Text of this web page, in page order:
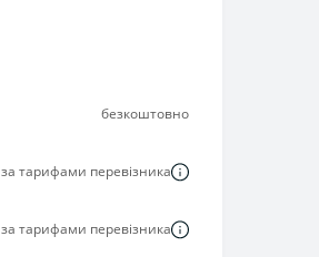
безкоштовно
за тарифами перевізника
за тарифами перевізника